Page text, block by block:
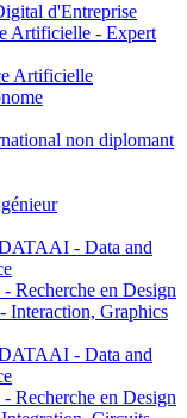
d'Entreprise
Artificielle - Expert
Artificielle
non diplomant
- Data and
Recherche en Design
Graphics
- Data and
Recherche en Design